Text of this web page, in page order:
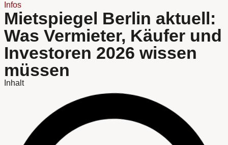
Infos
Mietspiegel Berlin aktuell:
Was Vermieter, Käufer und
Investoren 2026 wissen
müssen
Inhalt